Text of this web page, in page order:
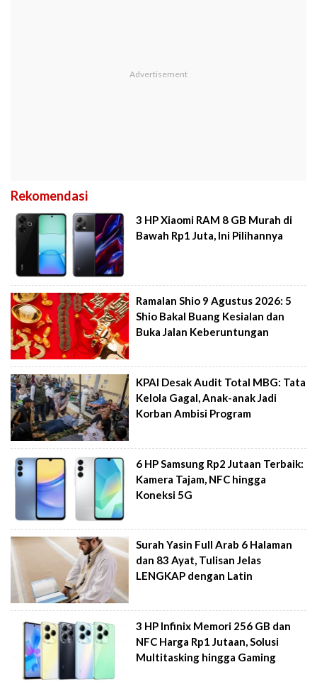
Rekomendasi
3 HP Xiaomi RAM 8 GB Murah di
Bawah Rp1 Juta, Ini Pilihannya
Ramalan Shio 9 Agustus 2026: 5
Shio Bakal Buang Kesialan dan
Buka Jalan Keberuntungan
KPAI Desak Audit Total MBG: Tata
Kelola Gagal, Anak-anak Jadi
Korban Ambisi Program
6 HP Samsung Rp2 Jutaan Terbaik:
Kamera Tajam, NFC hingga
Koneksi 5G
Surah Yasin Full Arab 6 Halaman
dan 83 Ayat, Tulisan Jelas
LENGKAP dengan Latin
3 HP Infinix Memori 256 GB dan
NFC Harga Rp1 Jutaan, Solusi
Multitasking hingga Gaming